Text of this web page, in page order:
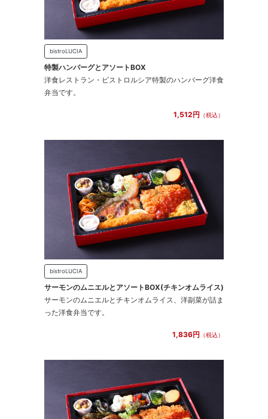
bistroLUCIA
特製ハンバーグとアソートBOX
洋食レストラン・ビストロルシア特製のハンバーグ洋食
弁当です。
1,512円 （税込）
bistroLUCIA
サーモンのムニエルとアソートBOX(チキンオムライス)
サーモンのムニエルとチキンオムライス、洋副菜が詰ま
った洋食弁当です。
1,836円 （税込）